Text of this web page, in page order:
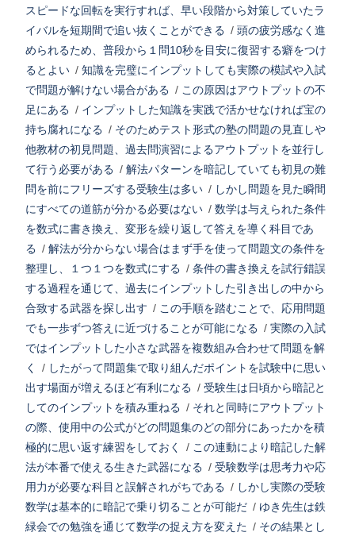
スピードな回転を実行すれば、早い段階から対策していたラ
イバルを短期間で追い抜くことができる / 頭の疲労感なく進
められるため、普段から１問10秒を目安に復習する癖をつけ
るとよい / 知識を完璧にインプットしても実際の模試や入試
で問題が解けない場合がある / この原因はアウトプットの不
足にある / インプットした知識を実践で活かせなければ宝の
持ち腐れになる / そのためテスト形式の塾の問題の見直しや
他教材の初見問題、過去問演習によるアウトプットを並行し
て行う必要がある / 解法パターンを暗記していても初見の難
問を前にフリーズする受験生は多い / しかし問題を見た瞬間
にすべての道筋が分かる必要はない / 数学は与えられた条件
を数式に書き換え、変形を繰り返して答えを導く科目であ
る / 解法が分からない場合はまず手を使って問題文の条件を
整理し、１つ１つを数式にする / 条件の書き換えを試行錯誤
する過程を通じて、過去にインプットした引き出しの中から
合致する武器を探し出す / この手順を踏むことで、応用問題
でも一歩ずつ答えに近づけることが可能になる / 実際の入試
ではインプットした小さな武器を複数組み合わせて問題を解
く
/ したがって問題集で取り組んだポイントを試験中に思い
出す場面が増えるほど有利になる / 受験生は日頃から暗記と
してのインプットを積み重ねる / それと同時にアウトプット
の際、使用中の公式がどの問題集のどの部分にあったかを積
極的に思い返す練習をしておく
/ この連動により暗記した解
法が本番で使える生きた武器になる / 受験数学は思考力や応
用力が必要な科目と誤解されがちである / しかし実際の受験
数学は基本的に暗記で乗り切ることが可能だ / ゆき先生は鉄
緑会での勉強を通じて数学の捉え方を変えた / その結果とし